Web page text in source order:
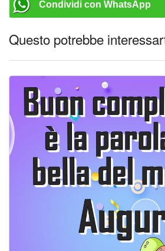
Condividi con WhatsApp
Questo potrebbe